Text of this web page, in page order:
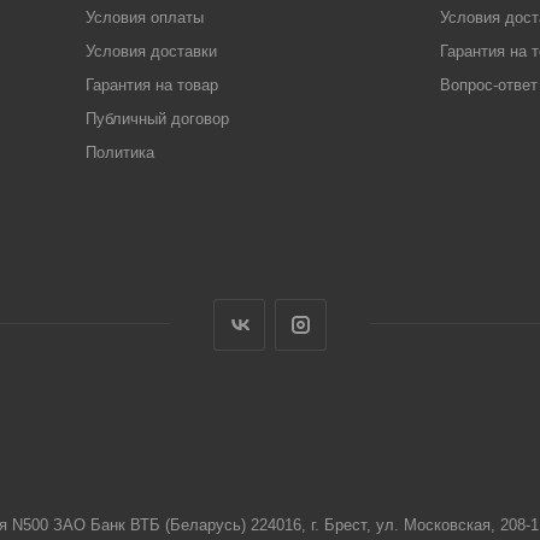
Условия оплаты
Условия доставки
Гарантия на товар
Публичный договор
Политика
Условия
Гарантия на
Вопрос-ответ
N500 ЗАО Банк ВТБ (Беларусь) 224016, г. Брест, ул. Московская,